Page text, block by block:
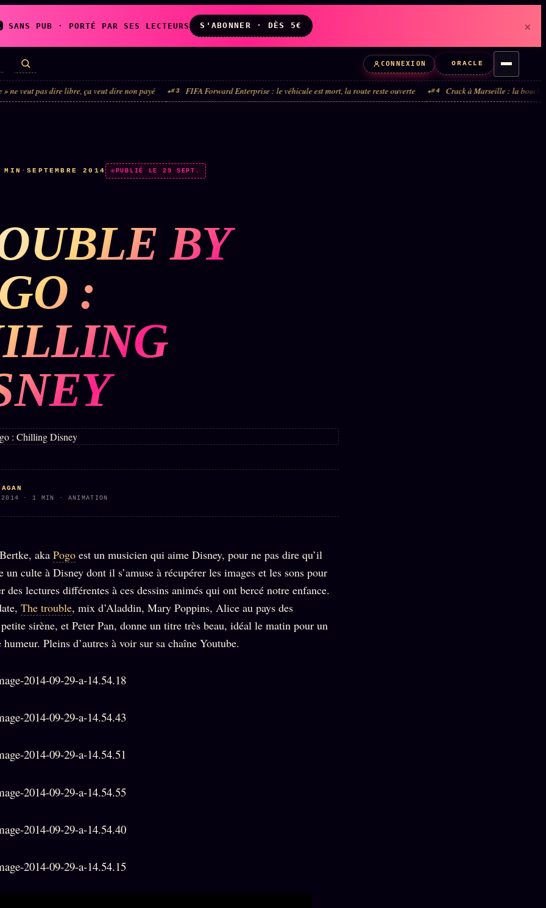
SANS PUB · PORTÉ PAR SES LECTEURS S'ABONNER · DÈS 5€ ×
CONNEXION ORACLE
◉ SOCIÉTÉ
↗ N
✉ INSCRIPTION À
LA NEWSLETTER
BUREAU DE
PRÉDICTIONS
Z/S
LINEAGE
z/S
MODELS
Archives
SMK
26 TRANSM.
SMK
Manifeste
Gossip
Gossip
Infofiction
Who is
who
Qui baise
qui
+18
Signatures
Charte
Archive
Recherche
Tous les
tags
Soumettre
un tip
Nous
écrire
libre, ça veut dire non payé #3 FIFA Forward Enterprise : le véhicule est mort, la route reste ouverte #4 Crack à Marseille : la boucle
MIN ·SEPTEMBRE 2014 PUBLIÉ LE 29 SEPT.
BY
:
· 1 MIN · ANIMATION
aka Pogo est un musicien qui aime Disney, pour ne pas dire qu’il
un culte à Disney dont il s’amuse à récupérer les images et les sons pour
des lectures différentes à ces dessins animés qui ont bercé notre enfance.
The trouble, mix d’Aladdin, Mary Poppins, Alice au pays des
sirène, et Peter Pan, donne un titre très beau, idéal le matin pour un
Pleins d’autres à voir sur sa chaîne Youtube.